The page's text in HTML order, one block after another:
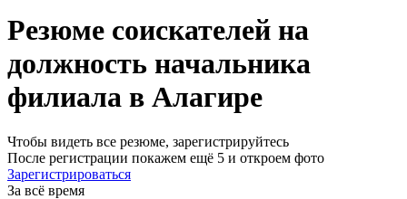
Резюме соискателей на
должность начальника
филиала в Алагире
Чтобы видеть все резюме, зарегистрируйтесь
После регистрации покажем ещё 5 и откроем фото
Зарегистрироваться
За всё время